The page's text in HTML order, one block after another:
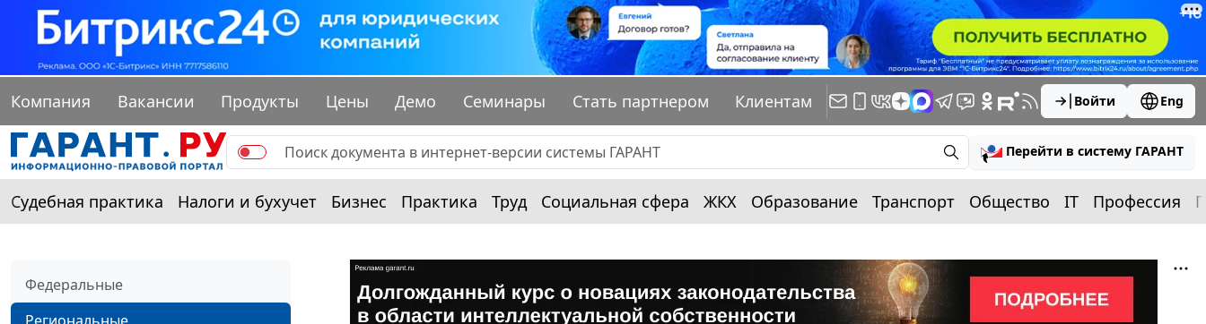
Компания Вакансии Продукты Цены Демо Семинары Стать партнером Клиентам Войти Eng
Перейти в систему ГАРАНТ
Судебная практика Налоги и бухучет Бизнес Практика Труд Социальная сфера ЖКХ Образование Транспорт Общество IT Профессия
Федеральные